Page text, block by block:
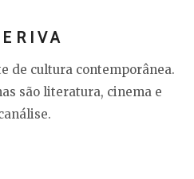
de cultura contemporânea.
são literatura, cinema e